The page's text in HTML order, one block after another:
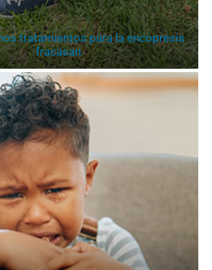
tratamientos para la encopresis
fracasan